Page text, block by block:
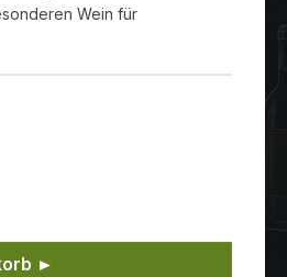
Wein für
oder benutze die
►